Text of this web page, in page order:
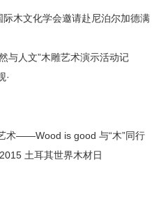
文化学会邀请赴尼泊尔加德满
人文”木雕艺术演示活动记
·
——Wood is good 与“木”同行
土耳其世界木材日